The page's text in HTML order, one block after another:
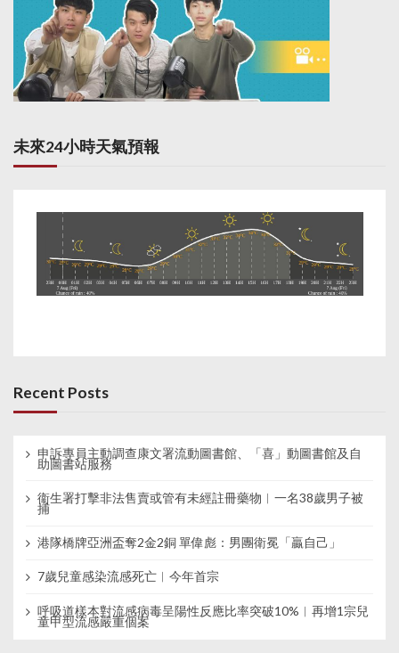
未來24小時天氣預報
Recent Posts
申訴專員主動調查康文署流動圖書館、「喜」動圖書館及自
助圖書站服務
衞生署打擊非法售賣或管有未經註冊藥物︱一名38歲男子被
捕
港隊橋牌亞洲盃奪2金2銅 單偉彪：男團衛冕「贏自己」
7歲兒童感染流感死亡︱今年首宗
呼吸道樣本對流感病毒呈陽性反應比率突破10%︱再增1宗兒
童甲型流感嚴重個案